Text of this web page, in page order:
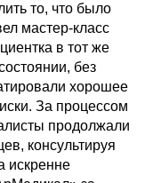
то, что было
мастер-класс
в тот же
без
хорошее
За процессом
продолжали
консультируя
искренне